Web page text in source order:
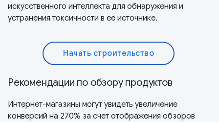
искусственного интеллекта для обнаружения и
устранения токсичности в ее источнике.
Начать строительство
Рекомендации по обзору продуктов
Интернет-магазины могут увидеть увеличение
конверсий на 270% за счет отображения обзоров